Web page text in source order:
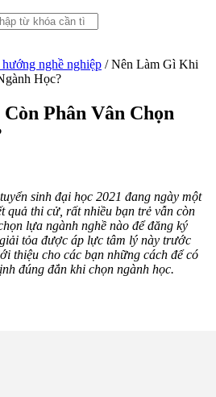
nghề nghiệp / Nên Làm Gì Khi
Học?
Phân Vân Chọn
sinh đại học 2021 đang ngày một
quả thi cử, rất nhiều bạn trẻ vẫn còn
lựa ngành nghề nào để đăng ký
tỏa được áp lực tâm lý này trước
thiệu cho các bạn những cách để có
đúng đắn khi chọn ngành học.